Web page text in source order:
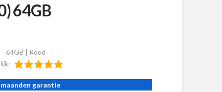
64GB
64GB | Rood
maanden garantie